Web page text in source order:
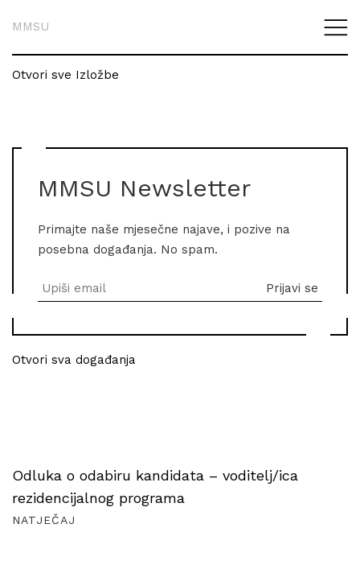
MMSU
Otvori sve Izložbe
MMSU Newsletter
Primajte naše mjesečne najave, i pozive na
posebna događanja. No spam.
Otvori sva događanja
Odluka o odabiru kandidata – voditelj/ica
rezidencijalnog programa
NATJEČAJ